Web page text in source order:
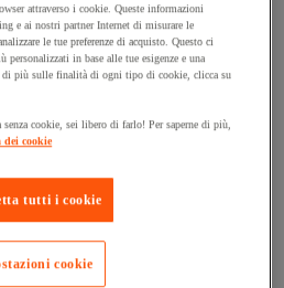
e superfici varie
per sanitari
attraverso i cookie. Queste informazioni
e ai nostri partner Internet di misurare le
le tue preferenze di acquisto. Questo ci
in base alle tue esigenze e una
di più sulle finalità di ogni tipo di cookie, clicca su
cookie, sei libero di farlo! Per saperne di più,
dei cookie
tutti i cookie
cookie